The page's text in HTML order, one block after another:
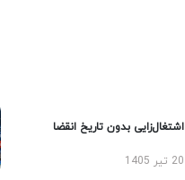
اشتغال‌زایی بدون تاریخ انقضا
20 تیر 1405